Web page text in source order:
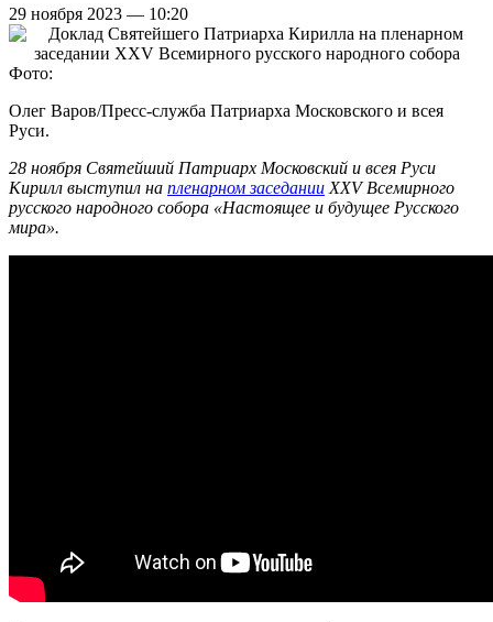
29 ноября 2023 — 10:20
Фото:
Олег Варов/Пресс-служба Патриарха Московского и всея
Руси.
28 ноября Святейший Патриарх Московский и всея Руси
Кирилл выступил на пленарном заседании XXV Всемирного
русского народного собора «Настоящее и будущее Русского
мира».